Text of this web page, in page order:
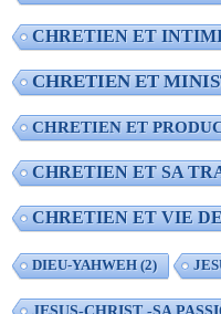
CHRETIEN ET
CHRETIEN ET
CHRETIEN ET
CHRETIEN ET SA
CHRETIEN ET VIE
DIEU-YAHWEH(2)